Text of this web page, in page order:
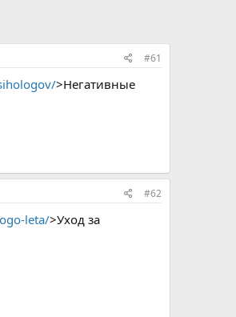
#61
>Негативные
#62
leta/>Уход за